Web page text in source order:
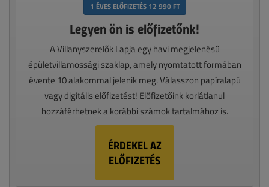
1 ÉVES ELŐFIZETÉS 12 990 FT
Legyen ön is előfizetőnk!
A Villanyszerelők Lapja egy havi megjelenésű
épületvillamossági szaklap, amely nyomtatott formában
évente 10 alakommal jelenik meg. Válasszon papíralapú
vagy digitális előfizetést! Előfizetőink korlátlanul
hozzáférhetnek a korábbi számok tartalmához is.
ÉRDEKEL AZ
ELŐFIZETÉS